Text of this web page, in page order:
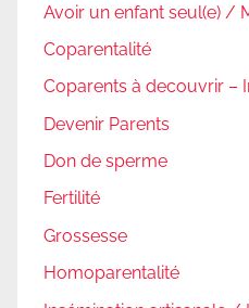
Avoir un enfant seul(e) /
Coparentalité
Coparents à decouvrir –
Devenir Parents
Don de sperme
Fertilité
Grossesse
Homoparentalité